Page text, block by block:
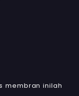
membran inilah